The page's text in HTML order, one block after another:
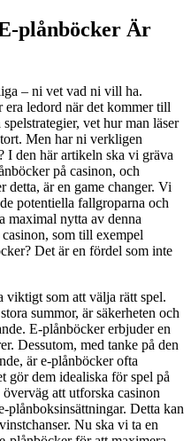
plånböcker Är
– ni vet vad ni vill ha.
era ledord när det kommer till
vet hur man läser
Men har ni verkligen
I den här artikeln ska vi gräva
på casinon, och
detta, är en game changer. Vi
potentiella fallgroparna och
maximal nytta av denna
som till exempel
Det är en fördel som inte
viktigt som att välja rätt spel.
summor, är säkerheten och
E-plånböcker erbjuder en
Dessutom, med tanke på den
är e-plånböcker ofta
gör dem idealiska för spel på
att utforska casinon
plånboksinsättningar. Detta kan
Nu ska vi ta en